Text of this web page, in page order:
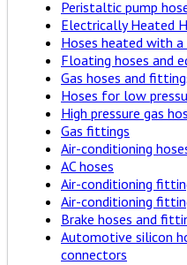
Peristaltic pump
Electrically Heated
Hoses heated with
Floating hoses and
Gas hoses and
Hoses for low
High pressure gas
Gas fittings
Air-conditioning
AC hoses
Air-conditioning
Air-conditioning
Brake hoses and
Automotive silicon
connectors